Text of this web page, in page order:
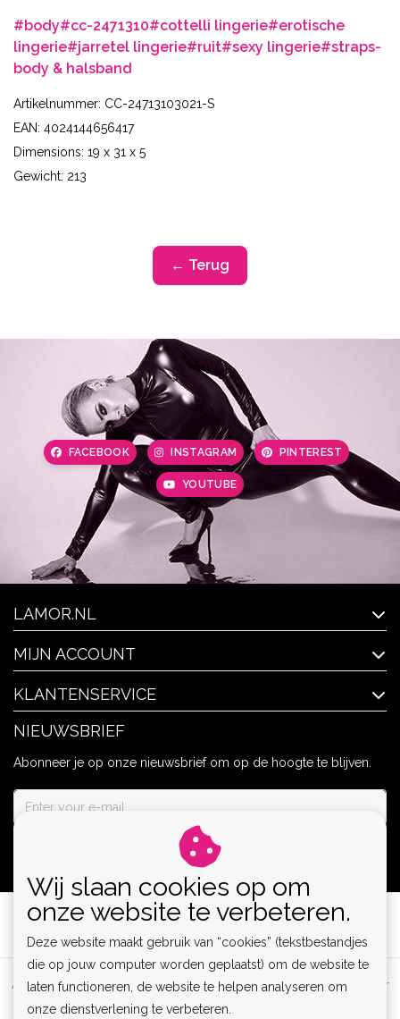
#body#cc-2471310#cottelli lingerie#erotische
lingerie#jarretel lingerie#ruit#sexy lingerie#straps-
body & halsband
Artikelnummer: CC-24713103021-S
EAN: 4024144656417
Dimensions: 19 x 31 x 5
Gewicht: 213
← Terug
FACEBOOK INSTAGRAM PINTEREST
YOUTUBE
LAMOR.NL
MIJN ACCOUNT
KLANTENSERVICE
NIEUWSBRIEF
Abonneer je op onze nieuwsbrief om op de hoogte te blijven.
Algemene voorwaarden | Privacy Policy | Sitemap |
Disclaimer
RSS Feed
Wij slaan cookies op om
onze website te verbeteren.
Deze website maakt gebruik van “cookies” (tekstbestandjes
die op jouw computer worden geplaatst) om de website te
laten functioneren, de website te helpen analyseren om
onze dienstverlening te verbeteren.